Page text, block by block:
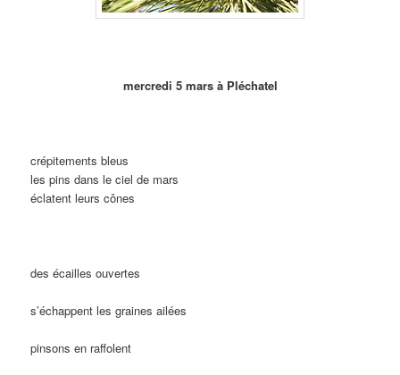
mercredi 5 mars à Pléchatel
crépitements bleus
les pins dans le ciel de mars
éclatent leurs cônes
des écailles ouvertes
s’échappent les graines ailées
pinsons en raffolent